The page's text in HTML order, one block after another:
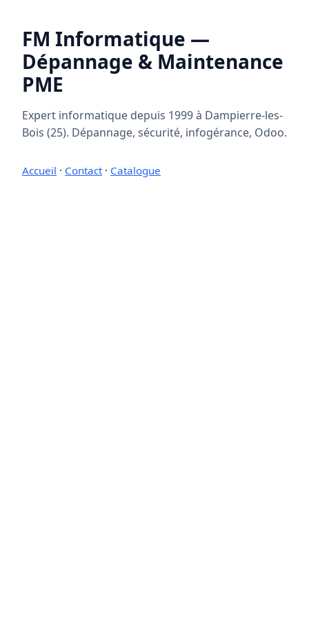
FM Informatique —
Dépannage & Maintenance
PME
Expert informatique depuis 1999 à Dampierre-les-
Bois (25). Dépannage, sécurité, infogérance, Odoo.
Accueil · Contact· Catalogue